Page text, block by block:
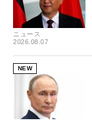
ニュース
2026.08.07
NEW